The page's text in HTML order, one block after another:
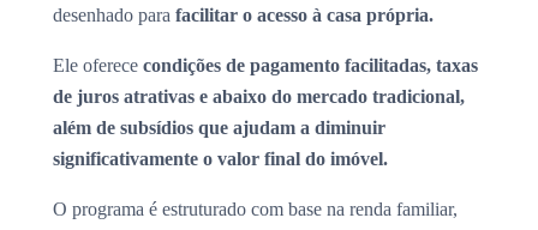
desenhado para facilitar o acesso à casa própria.
Ele oferece condições de pagamento facilitadas, taxas
de juros atrativas e abaixo do mercado tradicional,
além de subsídios que ajudam a diminuir
significativamente o valor final do imóvel.
O programa é estruturado com base na renda familiar,